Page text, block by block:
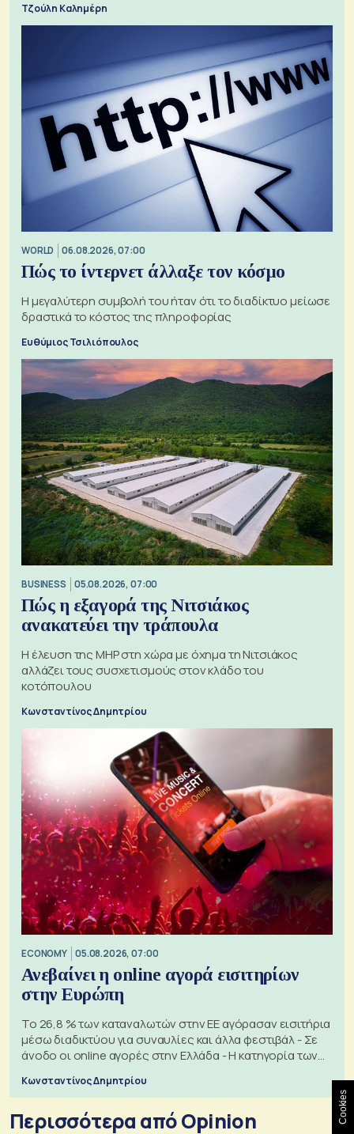
Τζούλη Καλημέρη
WORLD 06.08.2026, 07:00
Πώς το ίντερνετ άλλαξε τον κόσμο
Η μεγαλύτερη συμβολή του ήταν ότι το διαδίκτυο μείωσε
δραστικά το κόστος της πληροφορίας
Ευθύμιος Τσιλιόπουλος
BUSINESS 05.08.2026, 07:00
Πώς η εξαγορά της Νιτσιάκος
ανακατεύει την τράπουλα
H έλευση της MHP στη χώρα με όχημα τη Νιτσιάκος
αλλάζει τους συσχετισμούς στον κλάδο του
κοτόπουλου
Κωνσταντίνος Δημητρίου
ECONOMY 05.08.2026, 07:00
Ανεβαίνει η online αγορά εισιτηρίων
στην Ευρώπη
Το 26,8 % των καταναλωτών στην ΕΕ αγόρασαν εισιτήρια
μέσω διαδικτύου για συναυλίες και άλλα φεστιβάλ - Σε
άνοδο οι online αγορές στην Ελλάδα - Η κατηγορία των
Κωνσταντίνος Δημητρίου
Περισσότερα από Opinion Cookies